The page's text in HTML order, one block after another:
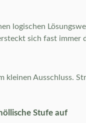
logischen
sich fast immer
kleinen Ausschluss.
Stufe auf